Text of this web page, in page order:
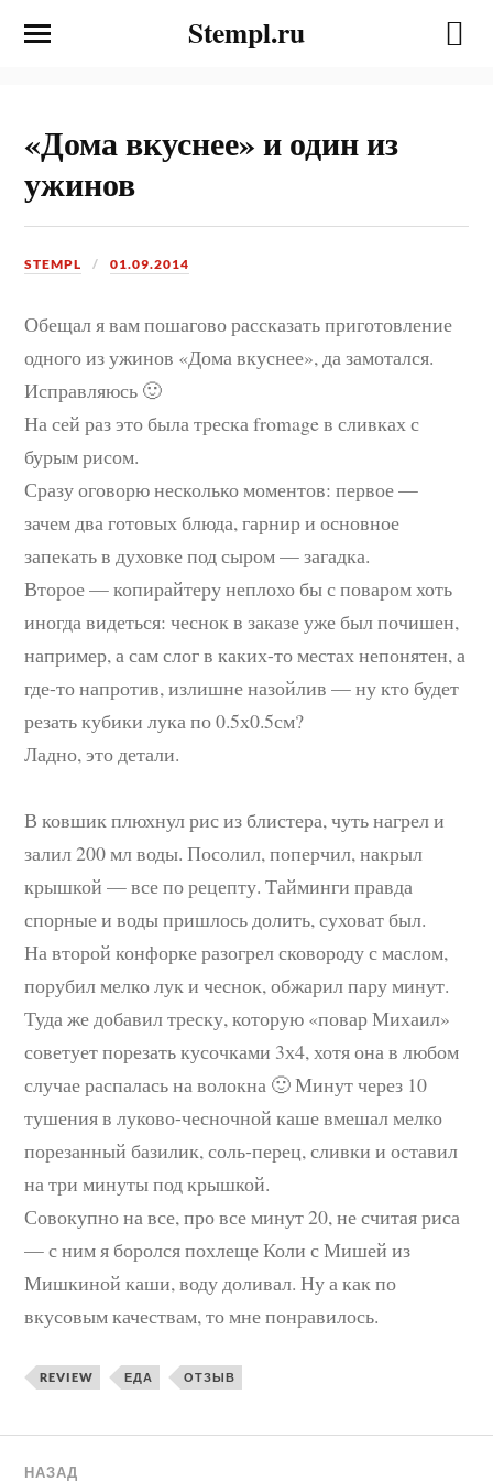
Stempl.ru
«Дома вкуснее» и один из
ужинов
STEMPL 01.09.2014
Обещал я вам пошагово рассказать приготовление
одного из ужинов «Дома вкуснее», да замотался.
Исправляюсь 🙂
На сей раз это была треска fromage в сливках с
бурым рисом.
Сразу оговорю несколько моментов: первое —
зачем два готовых блюда, гарнир и основное
запекать в духовке под сыром — загадка.
Второе — копирайтеру неплохо бы с поваром хоть
иногда видеться: чеснок в заказе уже был почишен,
например, а сам слог в каких-то местах непонятен, а
где-то напротив, излишне назойлив — ну кто будет
резать кубики лука по 0.5х0.5см?
Ладно, это детали.
В ковшик плюхнул рис из блистера, чуть нагрел и
залил 200 мл воды. Посолил, поперчил, накрыл
крышкой — все по рецепту. Тайминги правда
спорные и воды пришлось долить, суховат был.
На второй конфорке разогрел сковороду с маслом,
порубил мелко лук и чеснок, обжарил пару минут.
Туда же добавил треску, которую «повар Михаил»
советует порезать кусочками 3х4, хотя она в любом
случае распалась на волокна 🙂 Минут через 10
тушения в луково-чесночной каше вмешал мелко
порезанный базилик, соль-перец, сливки и оставил
на три минуты под крышкой.
Совокупно на все, про все минут 20, не считая риса
— с ним я боролся похлеще Коли с Мишей из
Мишкиной каши, воду доливал. Ну а как по
вкусовым качествам, то мне понравилось.
REVIEW ЕДА ОТЗЫВ
НАЗАД